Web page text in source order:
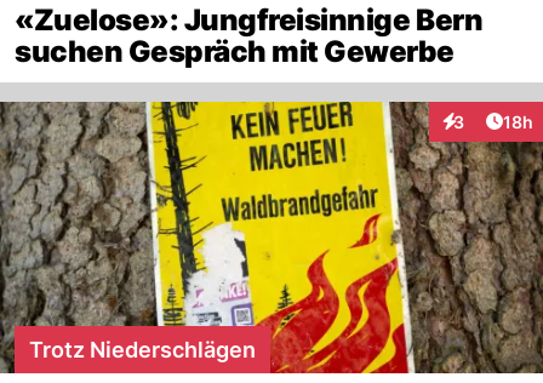
«Zuelose»: Jungfreisinnige Bern
suchen Gespräch mit Gewerbe
3
Interaktionen
18h
Trotz Niederschlägen